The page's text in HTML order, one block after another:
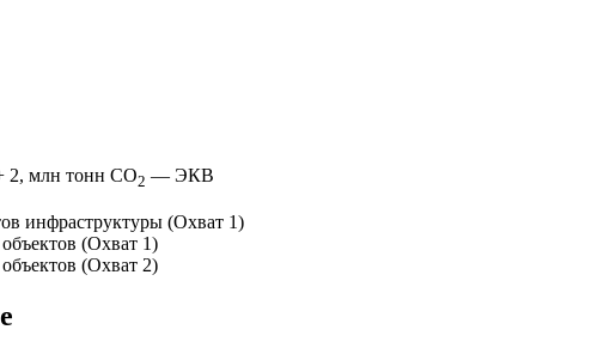
2, млн тонн СО2 — ЭКВ
инфраструктуры (Охват 1)
(Охват 1)
(Охват 2)